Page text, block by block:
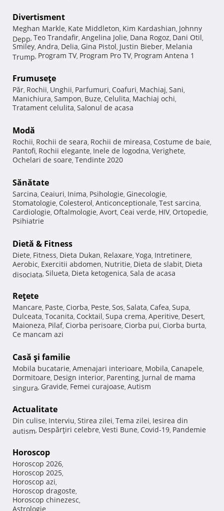
Divertisment
Meghan Markle, Kate Middleton, Kim Kardashian, Johnny
Depp, Teo Trandafir, Angelina Jolie, Dana Rogoz, Dani Otil,
Smiley, Andra, Delia, Gina Pistol, Justin Bieber, Melania
Trump, Program TV, Program Pro TV, Program Antena 1
Frumuseţe
Păr, Rochii, Unghii, Parfumuri, Coafuri, Machiaj, Sani,
Manichiura, Sampon, Buze, Celulita, Machiaj ochi,
Tratament celulita, Salonul de acasa
Modă
Rochii, Rochii de seara, Rochii de mireasa, Costume de baie,
Pantofi, Rochii elegante, Inele de logodna, Verighete,
Ochelari de soare, Tendinte 2020
Sănătate
Sarcina, Ceaiuri, Inima, Psihologie, Ginecologie,
Stomatologie, Colesterol, Anticonceptionale, Test sarcina,
Cardiologie, Oftalmologie, Avort, Ceai verde, HIV, Ortopedie,
Psihiatrie
Dietă & Fitness
Diete, Fitness, Dieta Dukan, Relaxare, Yoga, Intretinere,
Aerobic, Exercitii abdomen, Nutritie, Dieta de slabit, Dieta
disociata, Silueta, Dieta ketogenica, Sala de acasa
Reţete
Mancare, Paste, Ciorba, Peste, Sos, Salata, Cafea, Supa,
Dulceata, Tocanita, Cocktail, Supa crema, Aperitive, Desert,
Maioneza, Pilaf, Ciorba perisoare, Ciorba pui, Ciorba burta,
Ce mancam azi
Casă şi familie
Mobila bucatarie, Amenajari interioare, Mobila, Canapele,
Dormitoare, Design interior, Parenting, Jurnal de mama
singura, Gravide, Femei curajoase, Autism
Actualitate
Din culise, Interviu, Stirea zilei, Tema zilei, Iesirea din
autism, Despărţiri celebre, Vesti Bune, Covid-19, Pandemie
Horoscop
Horoscop 2026,
Horoscop 2025,
Horoscop azi,
Horoscop dragoste,
Horoscop chinezesc,
Astrologie